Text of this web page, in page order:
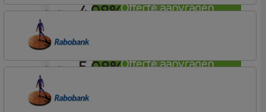
Offerte aanvragen
4,98%
Offerte aanvragen
annuiteit
5,08%
Argenta
Hypotheek
annuiteit
Rabobank Spaarbank
Plusvoorwaarden (Incl. Korting)